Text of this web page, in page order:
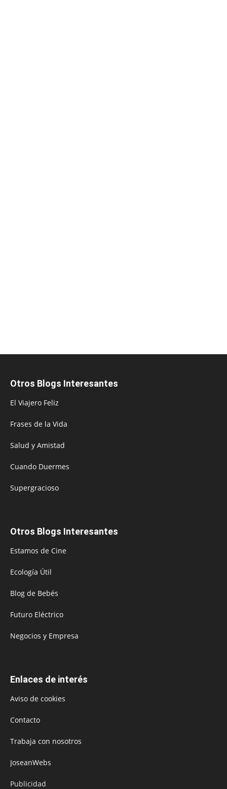
Otros Blogs Interesantes
El Viajero Feliz
Frases de la Vida
Salud y Amistad
Cuando Duermes
Supergracioso
Otros Blogs Interesantes
Estamos de Cine
Ecología Útil
Blog de Bebés
Futuro Eléctrico
Negocios y Empresa
Enlaces de interés
Aviso de cookies
Contacto
Trabaja con nosotros
JoseanWebs
Publicidad